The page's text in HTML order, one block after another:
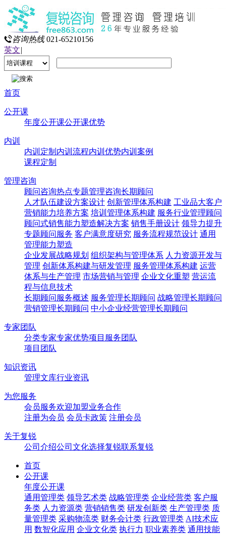
咨询热线 021-65210156
英文|
首页
公开课
年度公开课公开课优势
内训
内训定制 内训流程内训优势内训案例
课程定制
管理咨询
顾问咨询热点专题管理咨询长期顾问
人才队伍建设方案设计 创新管理体系构建 工业品大客户
营销能力培养方案 培训管理体系构建 服务行业管理顾问
顾问式销售能力塑造解决方案 销售手册设计 领导力提升
专题顾问服务 客户满意度研究 服务流程规范设计 通用
管理能力塑造
企业发展战略规划 组织架构与管理体系 人力资源开发与
管理 创新体系构建与研发管理 服务管理体系构建 运营
体系与生产管理 市场营销与管理 企业文化重塑 营运流
程与信息技术
长期顾问服务概述 服务管理长期顾问 战略管理长期顾问
营销管理长期顾问 中小企业经营管理长期顾问
专家团队
分类专家专家优势项目服务团队
项目团队
知识资讯
管理文库行业资讯
为您服务
会员服务欢迎加盟业务合作
注册为会员 会员卡政策 注册会员
关于复锐
公司介绍公司文化选择复锐联系复锐
首页
公开课
年度公开课
通用管理类 领导艺术类 战略管理类 企业经营类 客户服
务类 人力资源类 营销销售类 研发创新类 生产管理类 质
量管理类 采购物流类 财务会计类 行政管理类 AI技术应
用 数智化应用 企业文化类 执行力 职业素养类 通用技能